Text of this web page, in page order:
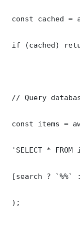
const cached =
if (cached)
// Query
const items =
'SELECT *
[search ?
);